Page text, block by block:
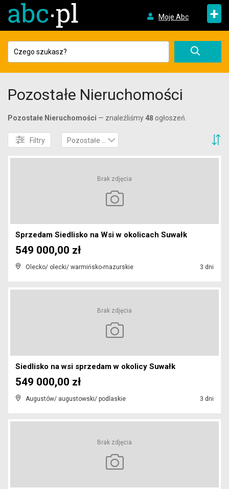
Moje Abc +
Pozostałe Nieruchomości
Pozostałe Nieruchomości — znaleźliśmy 48 ogłoszeń.
Filtry Pozostałe nieruchomości
Brak zdjęcia
Sprzedam Siedlisko na Wsi w okolicach Suwałk
Olecko/ olecki/ warmińsko-mazurskie 3 dni
549 000,00 zł
Brak zdjęcia
Siedlisko na wsi sprzedam w okolicy Suwałk
Augustów/ augustowski/ podlaskie 3 dni
549 000,00 zł
Brak zdjęcia